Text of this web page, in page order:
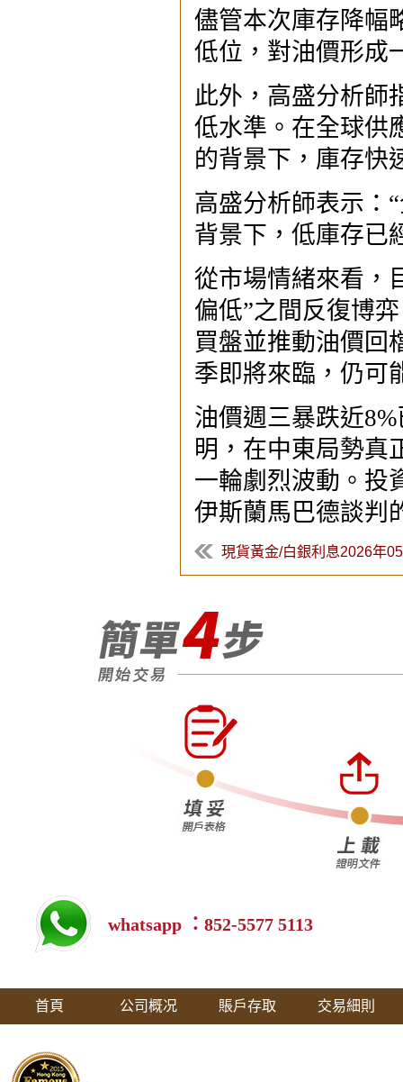
儘管本次庫存降幅
低位，對油價形成
此外，高盛分析師
低水準。在全球供
的背景下，庫存快
高盛分析師表示：
背景下，低庫存已
從市場情緒來看，
偏低”之間反復博
買盤並推動油價回
季即將來臨，仍可
油價週三暴跌近
明，在中東局勢真
一輪劇烈波動。投
伊斯蘭馬巴德談判
現貨黃金/白銀利息2026年
whatsapp ：852-5577 5113
首頁 公司概况 賬戶存取 交易細則